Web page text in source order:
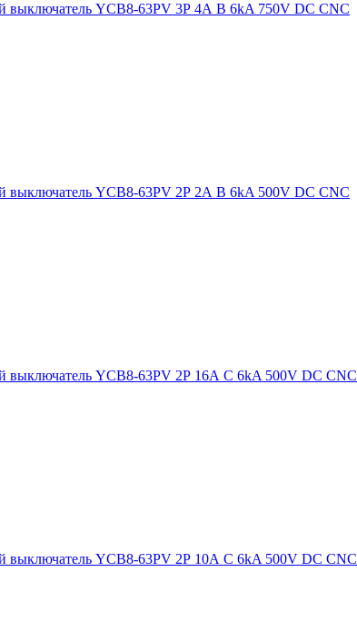
выключатель YCB8-63PV 3Р 4А B 6kA 750V DC CNC
выключатель YCB8-63PV 2Р 2А B 6kA 500V DC CNC
выключатель YCB8-63PV 2Р 16А С 6kA 500V DC CNC
выключатель YCB8-63PV 2Р 10А С 6kA 500V DC CNC